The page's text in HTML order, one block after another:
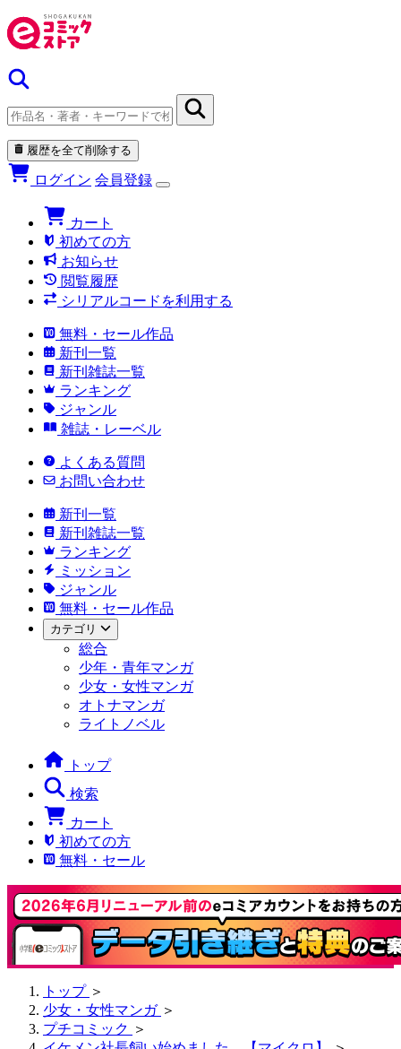
履歴を全て削除する
ログイン 会員登録
カート
初めての方
お知らせ
閲覧履歴
シリアルコードを利用する
無料・セール作品
新刊一覧
新刊雑誌一覧
ランキング
ジャンル
雑誌・レーベル
よくある質問
お問い合わせ
新刊一覧
新刊雑誌一覧
ランキング
ミッション
ジャンル
無料・セール作品
カテゴリ
総合
少年・青年マンガ
少女・女性マンガ
オトナマンガ
ライトノベル
トップ
検索
カート
初めての方
無料・セール
トップ ＞
少女・女性マンガ ＞
プチコミック ＞